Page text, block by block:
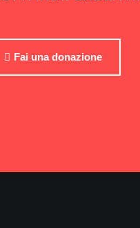
Fai una donazione